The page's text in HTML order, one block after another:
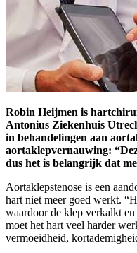
Robin Heijmen is
Antonius Ziekenhuis
in behandelingen aan
aortaklepvernauwing:
dus het is belangrijk dat
Aortaklepstenose is een
hart niet meer goed werkt.
waardoor de klep verkalkt
moet het hart veel harder
vermoeidheid,